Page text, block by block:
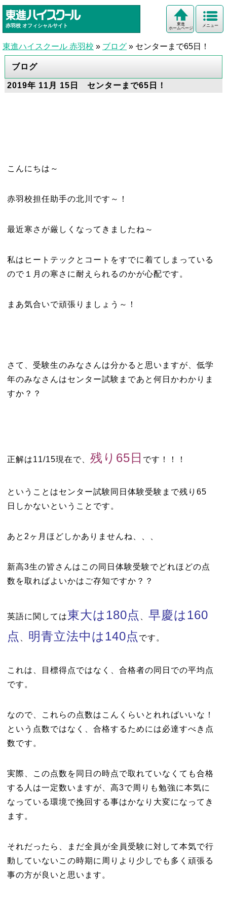
赤羽校 オフィシャルサイト メニュー
東進
ホームページ
東進ハイスクール 赤羽校 » ブログ » センターまで65日！
ブログ
2019年 11月 15日 センターまで65日！
こんにちは～
赤羽校担任助手の北川です～！
最近寒さが厳しくなってきましたね～
私はヒートテックとコートをすでに着てしまっている
ので１月の寒さに耐えられるのかが心配です。
まあ気合いで頑張りましょう～！
さて、受験生のみなさんは分かると思いますが、低学
年のみなさんはセンター試験まであと何日かわかりま
すか？？
正解は11/15現在で、 残り65日 です！！！
ということはセンター試験同日体験受験まで残り65
日しかないということです。
あと2ヶ月ほどしかありませんね、、、
新高3生の皆さんはこの同日体験受験でどれほどの点
数を取ればよいかはご存知ですか？？
英語に関しては東大は180点
早慶は160
点
明青立法中は140点 です。
これは、目標得点ではなく、合格者の同日での平均点
です。
なので、これらの点数はこんくらいとれればいいな！
という点数ではなく、合格するためには必達すべき点
数です。
実際、この点数を同日の時点で取れていなくても合格
する人は一定数いますが、高3で周りも勉強に本気に
なっている環境で挽回する事はかなり大変になってき
ます。
それだったら、まだ全員が全員受験に対して本気で行
動していないこの時期に周りより少しでも多く頑張る
事の方が良いと思います。